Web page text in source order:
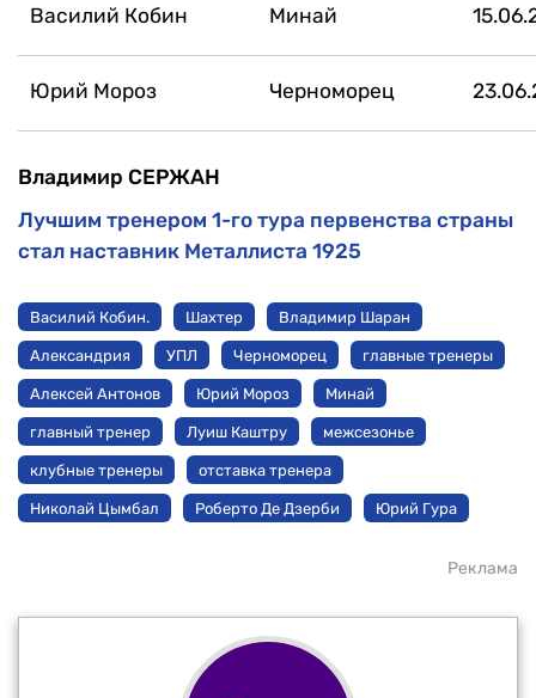
Василий Кобин Минай
Юрий Мороз Черноморец
Владимир СЕРЖАН
Лучшим тренером 1-го тура первенства страны
стал наставник Металлиста 1925
Василий Кобин. Шахтер Владимир Шаран
Александрия УПЛ Черноморец главные тренеры
Алексей Антонов Юрий Мороз Минай
главный тренер Луиш Каштру межсезонье
клубные тренеры отставка тренера
Николай Цымбал Роберто Де Дзерби Юрий Гура
Реклама